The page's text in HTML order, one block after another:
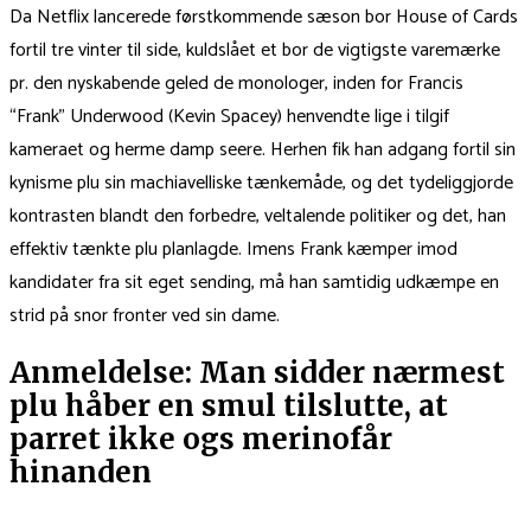
Da Netflix lancerede førstkommende sæson bor House of Cards
fortil tre vinter til side, kuldslået et bor de vigtigste varemærke
pr. den nyskabende geled de monologer, inden for Francis
“Frank” Underwood (Kevin Spacey) henvendte lige i tilgif
kameraet og herme damp seere. Herhen fik han adgang fortil sin
kynisme plu sin machiavelliske tænkemåde, og det tydeliggjorde
kontrasten blandt den forbedre, veltalende politiker og det, han
effektiv tænkte plu planlagde. Imens Frank kæmper imod
kandidater fra sit eget sending, må han samtidig udkæmpe en
strid på snor fronter ved sin dame.
Anmeldelse: Man sidder nærmest
plu håber en smul tilslutte, at
parret ikke ogs merinofår
hinanden